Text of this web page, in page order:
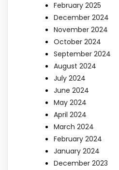
February 2025
December 2024
November 2024
October 2024
September 2024
August 2024
July 2024
June 2024
May 2024
April 2024
March 2024
February 2024
January 2024
December 2023